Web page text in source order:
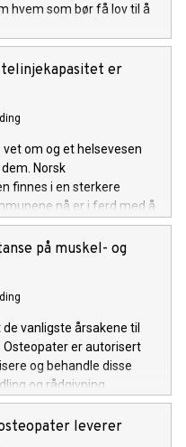
hvem som bør få lov til å
er
om og et helsevesen
Norsk
finnes i en sterkere
nå er i ferd med å
på muskel- og
vanligste årsakene til
er autorisert
og behandle disse
og rådgivning.
leverer